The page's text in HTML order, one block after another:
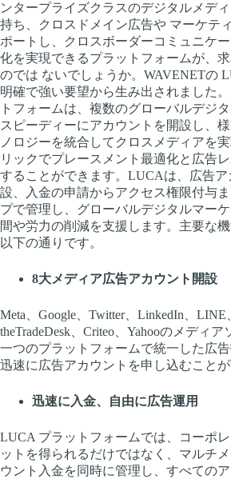
ンタープライズクラスのデジタルメデ
持ち、クロスドメイン広告や マーケテ
ポートし、クロスボーダーコミュニケ
化を実現できるプラットフォームが、
のでは ないでしょうか。WAVENETの
明確で強い要望から生み出されました
トフォームは、複数のグローバルデジ
スピーディーにアカウントを開設し、
ノロジーを統合してクロスメディアを
リックでプレースメント最適化と広告
することができます。LUCAは、広告ア
設、入金の申請からアクセス権限付与
プで管理し、グローバルデジタルマー
間や労力の削減を支援します。主要な機
以下の通りです。
8大メディア広告アカウント開設
Meta、Google、Twitter、LinkedIn、LINE
theTradeDesk、Criteo、Yahooのメディア
一つのプラットフォームで統一した広告
迅速に広告アカウントを申し込むことが
迅速に入金、自由に広告運用
LUCA プラットフォームでは、コーポ
ットを得られるだけではなく、マルチ
ウント入金を同時に管理し、すべての